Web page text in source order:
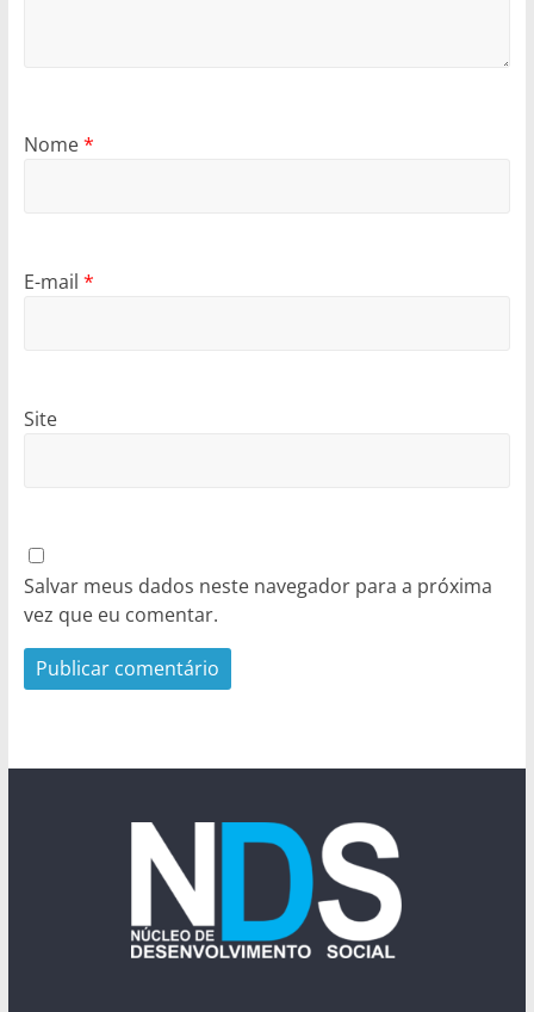
Nome*
E-mail *
Site
Salvar meus dados neste navegador para a próxima
vez que eu comentar.